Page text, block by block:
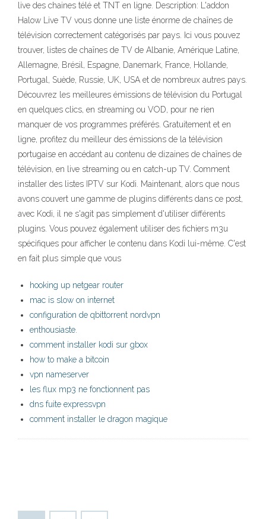
live des chaines télé et TNT en ligne. Description: L'addon
Halow Live TV vous donne une liste énorme de chaînes de
télévision correctement catégorisés par pays. Ici vous pouvez
trouver, listes de chaînes de TV de Albanie, Amérique Latine,
Allemagne, Brésil, Espagne, Danemark, France, Hollande,
Portugal, Suède, Russie, UK, USA et de nombreux autres pays.
Découvrez les meilleures émissions de télévision du Portugal
en quelques clics, en streaming ou VOD, pour ne rien
manquer de vos programmes préférés. Gratuitement et en
ligne, profitez du meilleur des émissions de la télévision
portugaise en accédant au contenu de dizaines de chaînes de
télévision, en live streaming ou en catch-up TV. Comment
installer des listes IPTV sur Kodi. Maintenant, alors que nous
avons couvert une gamme de plugins différents dans ce post,
avec Kodi, il ne s'agit pas simplement d'utiliser différents
plugins. Vous pouvez également utiliser des fichiers m3u
spécifiques pour afficher le contenu dans Kodi lui-même. C'est
en fait plus simple que vous
hooking up netgear router
mac is slow on internet
configuration de qbittorrent nordvpn
enthousiaste.
comment installer kodi sur gbox
how to make a bitcoin
vpn nameserver
les flux mp3 ne fonctionnent pas
dns fuite expressvpn
comment installer le dragon magique